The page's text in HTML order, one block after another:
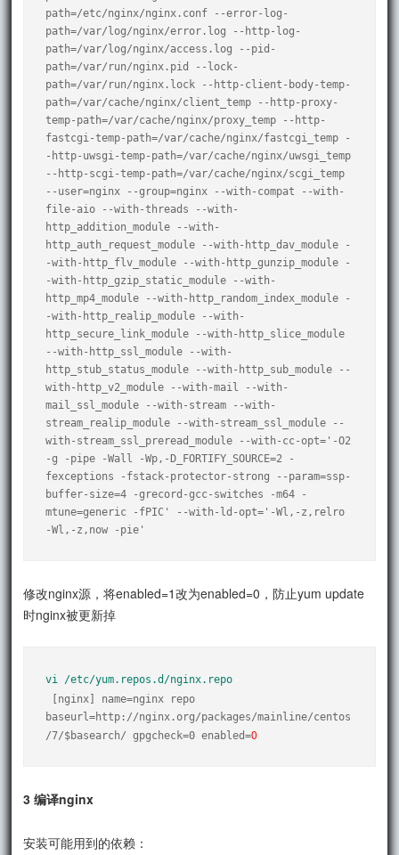
path=/etc/nginx/nginx.conf --error-log-
path=/var/log/nginx/error.log --http-log-
path=/var/log/nginx/access.log --pid-
path=/var/run/nginx.pid --lock-
path=/var/run/nginx.lock --http-client-body-temp-
path=/var/cache/nginx/client_temp --http-proxy-
temp-path=/var/cache/nginx/proxy_temp --http-
fastcgi-temp-path=/var/cache/nginx/fastcgi_temp -
-http-uwsgi-temp-path=/var/cache/nginx/uwsgi_temp
--http-scgi-temp-path=/var/cache/nginx/scgi_temp
--user=nginx --group=nginx --with-compat --with-
file-aio --with-threads --with-
http_addition_module --with-
http_auth_request_module --with-http_dav_module -
-with-http_flv_module --with-http_gunzip_module -
-with-http_gzip_static_module --with-
http_mp4_module --with-http_random_index_module -
-with-http_realip_module --with-
http_secure_link_module --with-http_slice_module
--with-http_ssl_module --with-
http_stub_status_module --with-http_sub_module --
with-http_v2_module --with-mail --with-
mail_ssl_module --with-stream --with-
stream_realip_module --with-stream_ssl_module --
with-stream_ssl_preread_module --with-cc-opt='-O2
-g -pipe -Wall -Wp,-D_FORTIFY_SOURCE=2 -
fexceptions -fstack-protector-strong --param=ssp-
buffer-size=4 -grecord-gcc-switches -m64 -
mtune=generic -fPIC' --with-ld-opt='-Wl,-z,relro
-Wl,-z,now -pie'
修改nginx源，将enabled=1改为enabled=0，防止yum update
时nginx被更新掉
vi /etc/yum.repos.d/nginx.repo
baseurl=http://nginx.org/packages/mainline/centos
/7/$basearch/ gpgcheck=0 enabled=0
3 编译nginx
安装可能用到的依赖：